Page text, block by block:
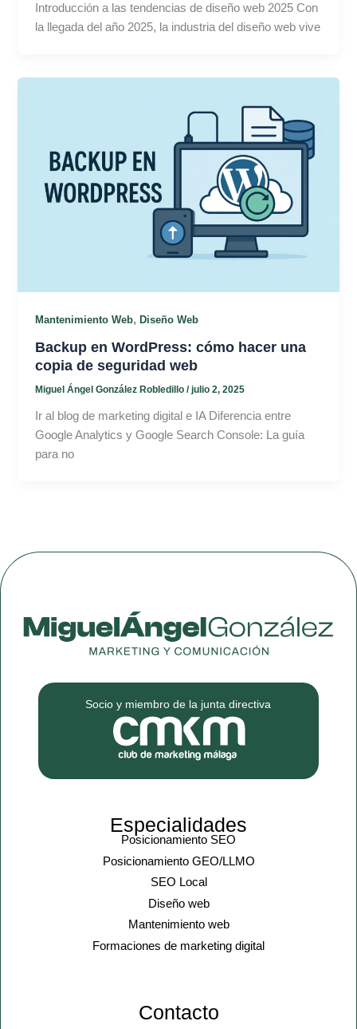
Introducción a las tendencias de diseño web 2025 Con
la llegada del año 2025, la industria del diseño web vive
Mantenimiento Web,Diseño Web
Backup en WordPress: cómo hacer una
copia de seguridad web
Miguel Ángel González Robledillo/julio 2, 2025
Ir al blog de marketing digital e IA Diferencia entre
Google Analytics y Google Search Console: La guía
para no
Socio y miembro de la junta directiva
Especialidades
Posicionamiento SEO
Posicionamiento GEO/LLMO
SEO Local
Diseño web
Mantenimiento web
Formaciones de marketing digital
Contacto